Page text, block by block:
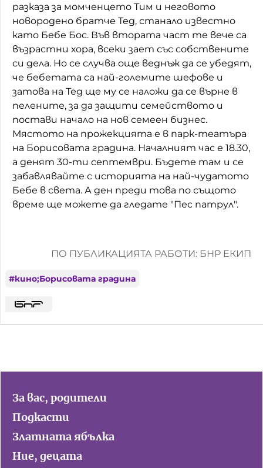
Питаме Ви
До ре ми
разказа за момченцето Тим и неговото
новородено братче Тед, станало известно
като Бебе Бос. Във втората част те вече са
възрастни хора, всеки зает със собствените
си дела. Но се случва още веднъж да се убедят,
че бебетата са най-големите шефове и
затова на Тед ще му се наложи да се върне в
пелените, за да защити семейството и
постави начало на нов семеен бизнес.
Мястото на прожекцията е в парк-театъра
на Борисовата градина. Началният час е 18.30,
а денят 30-ти септември. Бъдете там и се
забавлявайте с историята на най-чудатото
Бебе в света. А ден преди това по същото
време ще можете да гледате "Пес патрул".
ПО ПУБЛИКАЦИЯТА РАБОТИ: БНР ЕКИП
#кино;Борисовата градина
За вас, родители
Подкасти
Златната ябълка
Ние, децата